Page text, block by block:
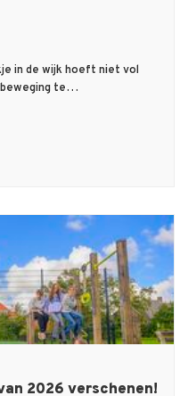
in de wijk hoeft niet vol
te…
2026 verschenen!